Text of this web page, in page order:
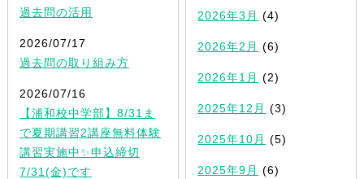
過去問の活用
2026/07/17
過去問の取り組み方
2026/07/16
【浦和校中学部】8/31ま
で夏期講習2講座無料体験
講習実施中✨申込締切
7/31(金)です
2026年3月 (4)
2026年2月 (6)
2026年1月 (2)
2025年12月 (3)
2025年10月 (5)
2025年9月 (6)